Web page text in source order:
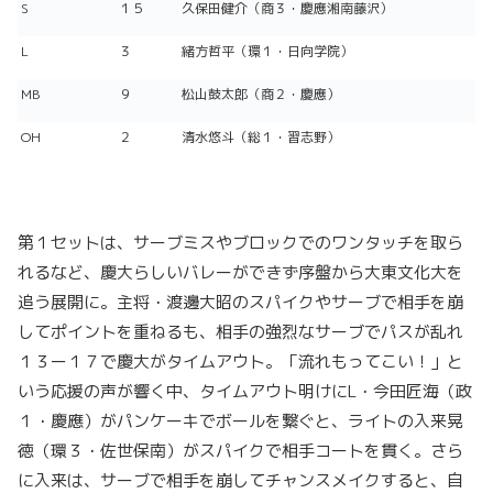
S １５ 久保田健介（商３・慶應湘南藤沢）
L ３ 緒方哲平（環１・日向学院）
MB ９ 松山鼓太郎（商２・慶應）
OH ２ 清水悠斗（総１・習志野）
第１セットは、サーブミスやブロックでのワンタッチを取ら
れるなど、慶大らしいバレーができず序盤から大東文化大を
追う展開に。主将・渡邊大昭のスパイクやサーブで相手を崩
してポイントを重ねるも、相手の強烈なサーブでパスが乱れ
１３ー１７で慶大がタイムアウト。「流れもってこい！」と
いう応援の声が響く中、タイムアウト明けにL・今田匠海（政
１・慶應）がパンケーキでボールを繋ぐと、ライトの入来晃
徳（環３・佐世保南）がスパイクで相手コートを貫く。さら
に入来は、サーブで相手を崩してチャンスメイクすると、自